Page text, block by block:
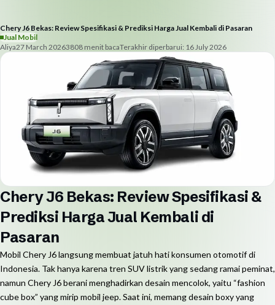
Chery J6 Bekas: Review Spesifikasi & Prediksi Harga Jual Kembali di Pasaran
Jual Mobil
Aliya27 March 20263808 menit bacaTerakhir diperbarui: 16 July 2026
Chery J6 Bekas: Review Spesifikasi &
Prediksi Harga Jual Kembali di
Pasaran
Mobil Chery J6 langsung membuat jatuh hati konsumen otomotif di
Indonesia. Tak hanya karena tren SUV listrik yang sedang ramai peminat,
namun Chery J6 berani menghadirkan desain mencolok, yaitu “fashion
cube box” yang mirip mobil jeep. Saat ini, memang desain boxy yang